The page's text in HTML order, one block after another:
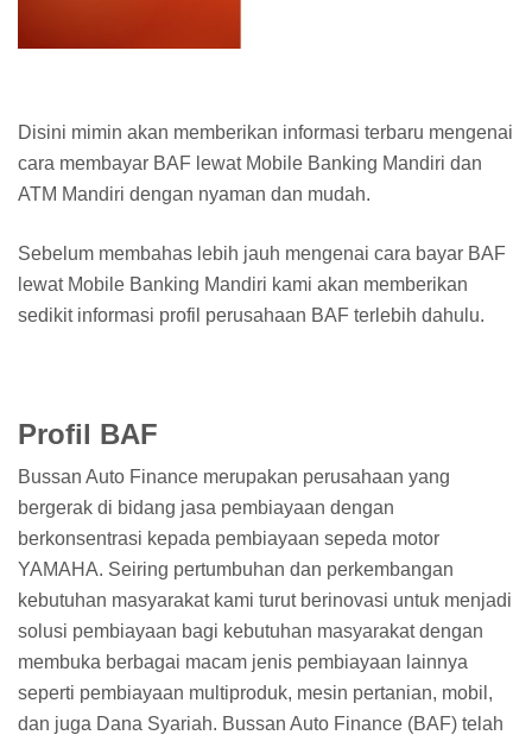
Disini mimin akan memberikan informasi terbaru mengenai
cara membayar BAF lewat Mobile Banking Mandiri dan
ATM Mandiri dengan nyaman dan mudah.
Sebelum membahas lebih jauh mengenai cara bayar BAF
lewat Mobile Banking Mandiri kami akan memberikan
sedikit informasi profil perusahaan BAF terlebih dahulu.
Profil BAF
Bussan Auto Finance merupakan perusahaan yang
bergerak di bidang jasa pembiayaan dengan
berkonsentrasi kepada pembiayaan sepeda motor
YAMAHA. Seiring pertumbuhan dan perkembangan
kebutuhan masyarakat kami turut berinovasi untuk menjadi
solusi pembiayaan bagi kebutuhan masyarakat dengan
membuka berbagai macam jenis pembiayaan lainnya
seperti pembiayaan multiproduk, mesin pertanian, mobil,
dan juga Dana Syariah. Bussan Auto Finance (BAF) telah